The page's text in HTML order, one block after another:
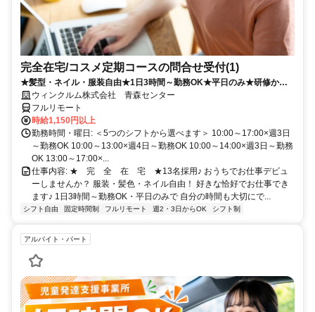
完全在宅/コスメ定期コースの問合せ受付(1)
★髪型・ネイル・服装自由★1日3時間～勤務OK★平日のみ★研修から
フルリモート！
ウィンクルム株式会社 青森センター
フルリモート
時給1,150円以上
勤務時間・曜日: ＜5つのシフトから選べます＞ 10:00～17:00×週3日
～勤務OK 10:00～13:00×週4日～勤務OK 10:00～14:00×週3日～勤務
OK 13:00～17:00×...
仕事内容: ★ 完 全 在 宅 ★13名採用♪ おうちでお仕事デビュ
ーしませんか？ 服装・髪色・ネイル自由！ 好きな恰好でお仕事でき
ます♪ 1日3時間～勤務OK・平日のみで 自分の時間も大切にで...
シフト自由 固定時間制 フルリモート 週2・3日からOK シフト制
アルバイト・パート